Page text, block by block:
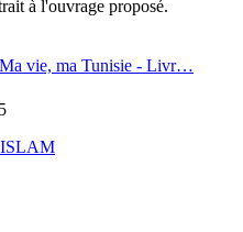
à l'ouvrage proposé.
vie, ma Tunisie - Livr…